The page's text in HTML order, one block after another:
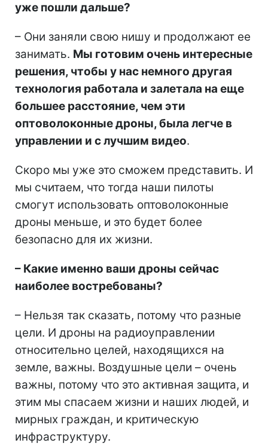
уже пошли дальше?
– Они заняли свою нишу и продолжают ее
занимать. Мы готовим очень интересные
решения, чтобы у нас немного другая
технология работала и залетала на еще
большее расстояние, чем эти
оптоволоконные дроны, была легче в
управлении и с лучшим видео.
Скоро мы уже это сможем представить. И
мы считаем, что тогда наши пилоты
смогут использовать оптоволоконные
дроны меньше, и это будет более
безопасно для их жизни.
– Какие именно ваши дроны сейчас
наиболее востребованы?
– Нельзя так сказать, потому что разные
цели. И дроны на радиоуправлении
относительно целей, находящихся на
земле, важны. Воздушные цели – очень
важны, потому что это активная защита, и
этим мы спасаем жизни и наших людей, и
мирных граждан, и критическую
инфраструктуру.